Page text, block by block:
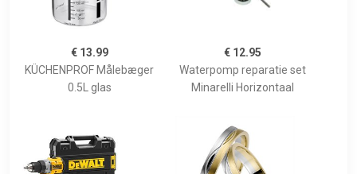
€ 13.99
KÜCHENPROF Målebæger
0.5L glas
€ 12.95
Waterpomp reparatie set
Minarelli Horizontaal